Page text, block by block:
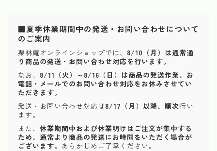
■夏季休業期間中の発送・お問い合わせについて
のご案内
栗林庵オンラインショップでは、 8/10（月）は通常通
り商品の発送・お問い合わせ対応を行います。
なお、 8/11（火）～8/16（日）は商品の発送作業、お
電話・メールでのお問い合わせ対応をお休みさせてい
ただきます。
発送・お問い合わせ対応は8/17（月）以降、順次行い
ます。
また、 休業期間中および休業明けはご注文が集中する
ため、通常より商品の発送にお時間をいただく場合が
ございます。 あらかじめご了承ください。